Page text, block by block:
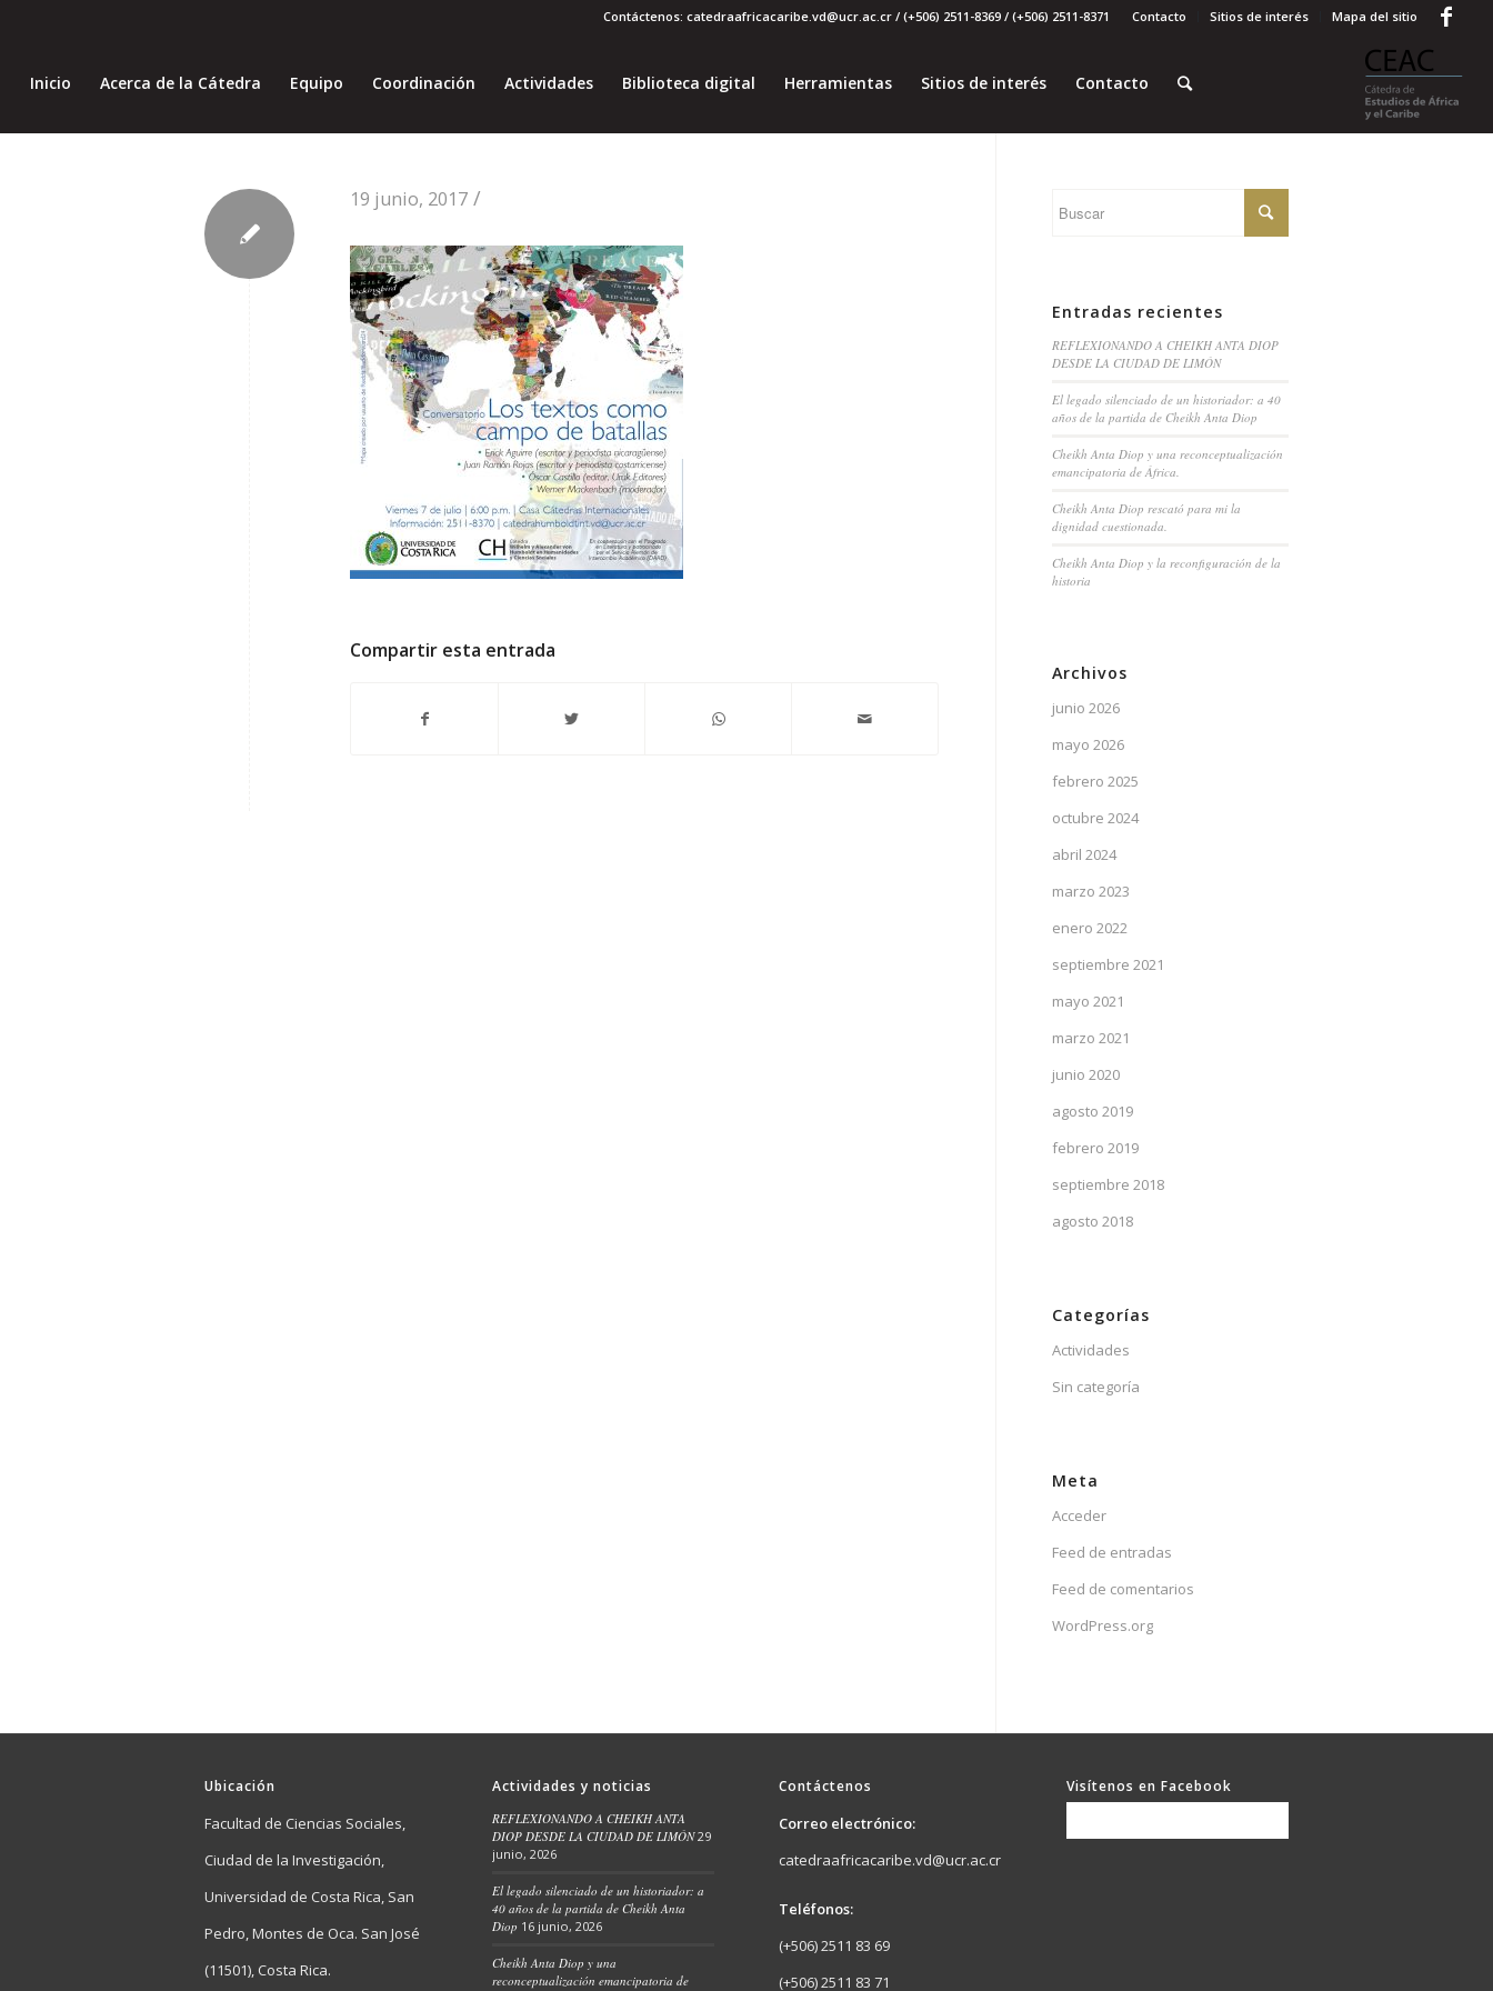
Contacto Sitios de interés Mapa del sitio
Contáctenos: catedraafricacaribe.vd@ucr.ac.cr / (+506) 2511-8369 / (+506) 2511-8371
Inicio Acerca de la Cátedra Equipo Coordinación Actividades Biblioteca digital Herramientas Sitios de interés Contacto
19 junio, 2017 /
Compartir esta entrada
Entradas recientes
REFLEXIONANDO A CHEIKH ANTA DIOP
DESDE LA CIUDAD DE LIMÓN
El legado silenciado de un historiador: a 40
años de la partida de Cheikh Anta Diop
Cheikh Anta Diop y una reconceptualización
emancipatoria de África.
Cheikh Anta Diop rescató para mi la
dignidad cuestionada.
Cheikh Anta Diop y la reconfiguración de la
historia
Archivos
junio 2026
mayo 2026
febrero 2025
octubre 2024
abril 2024
marzo 2023
enero 2022
septiembre 2021
mayo 2021
marzo 2021
junio 2020
agosto 2019
febrero 2019
septiembre 2018
agosto 2018
Categorías
Actividades
Sin categoría
Meta
Acceder
Feed de entradas
Feed de comentarios
WordPress.org
Ubicación
Facultad de Ciencias Sociales,
Ciudad de la Investigación,
Universidad de Costa Rica, San
Pedro, Montes de Oca. San José
(11501), Costa Rica.
Actividades y noticias
REFLEXIONANDO A CHEIKH ANTA
DIOP DESDE LA CIUDAD DE LIMÓN 29
junio, 2026
El legado silenciado de un historiador: a
40 años de la partida de Cheikh Anta
Diop 16 junio, 2026
Cheikh Anta Diop y una
reconceptualización emancipatoria de
Contáctenos
Correo electrónico:
catedraafricacaribe.vd@ucr.ac.cr
Teléfonos:
(+506) 2511 83 69
(+506) 2511 83 71
Visítenos en Facebook